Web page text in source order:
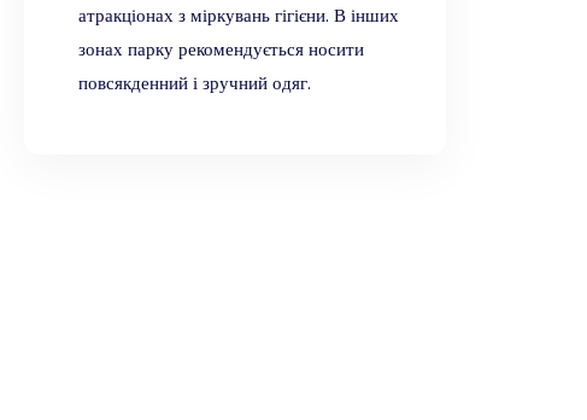
атракціонах з міркувань гігієни. В інших
зонах парку рекомендується носити
повсякденний і зручний одяг.